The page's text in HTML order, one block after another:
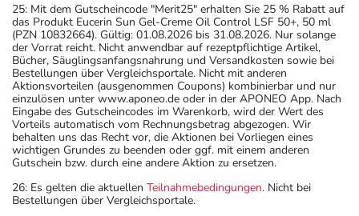
25: Mit dem Gutscheincode "Merit25" erhalten Sie 25 % Rabatt auf
das Produkt Eucerin Sun Gel-Creme Oil Control LSF 50+, 50 ml
(PZN 10832664). Gültig: 01.08.2026 bis 31.08.2026. Nur solange
der Vorrat reicht. Nicht anwendbar auf rezeptpflichtige Artikel,
Bücher, Säuglingsanfangsnahrung und Versandkosten sowie bei
Bestellungen über Vergleichsportale. Nicht mit anderen
Aktionsvorteilen (ausgenommen Coupons) kombinierbar und nur
einzulösen unter www.aponeo.de oder in der APONEO App. Nach
Eingabe des Gutscheincodes im Warenkorb, wird der Wert des
Vorteils automatisch vom Rechnungsbetrag abgezogen. Wir
behalten uns das Recht vor, die Aktionen bei Vorliegen eines
wichtigen Grundes zu beenden oder ggf. mit einem anderen
Gutschein bzw. durch eine andere Aktion zu ersetzen.
26: Es gelten die aktuellen Teilnahmebedingungen. Nicht bei
Bestellungen über Vergleichsportale.